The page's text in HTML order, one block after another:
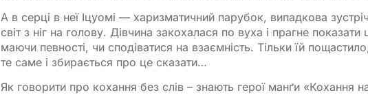
А в серці в неї Іцуомі — харизматичний парубок, випадкова
світ з ніг на голову. Дівчина закохалася по вуха і прагне показати
маючи певності, чи сподіватися на взаємність. Тільки їй
те саме і збирається про це сказати…
Як говорити про кохання без слів – знають герої манґи «Кохання